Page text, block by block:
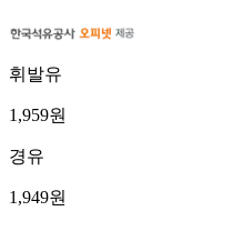
휘발유
1,959원
경유
1,949원